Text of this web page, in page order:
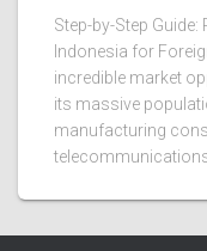
Step-by-Step
Indonesia for
incredible market
its massive
manufacturing